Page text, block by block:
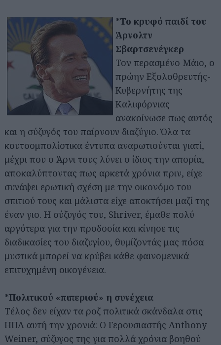
*Το κρυφό παιδί του
Άρνολτν
Σβαρτσενέγκερ
Τον περασμένο Μάιο, ο
πρώην Εξολοθρευτής-
Κυβερνήτης της
Καλιφόρνιας
ανακοίνωσε πως αυτός
και η σύζυγός του παίρνουν διαζύγιο. Όλα τα
κουτσομπολίστικα έντυπα αναρωτιούνται γιατί,
μέχρι που ο Άρνι τους λύνει ο ίδιος την απορία,
αποκαλύπτοντας πως αρκετά χρόνια πριν, είχε
συνάψει ερωτική σχέση με την οικονόμο του
σπιτιού τους και μάλιστα είχε αποκτήσει μαζί της
έναν γιο. Η σύζυγός του, Shriver, έμαθε πολύ
αργότερα για την προδοσία και κίνησε τις
διαδικασίες του διαζυγίου, θυμίζοντάς μας πόσα
μυστικά μπορεί να κρύβει κάθε φαινομενικά
επιτυχημένη οικογένεια.
*Πολιτικού «πιπεριού» η συνέχεια
Τέλος δεν είχαν τα ροζ πολιτικά σκάνδαλα στις
ΗΠΑ αυτή την χρονιά: Ο Γερουσιαστής Anthony
Weiner, σύζυγος της για πολλά χρόνια βοηθού